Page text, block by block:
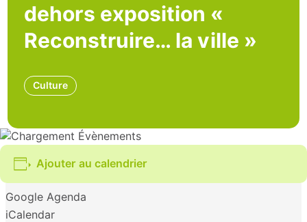
dehors exposition «
Reconstruire… la ville »
Culture
Ajouter au calendrier
Google Agenda
iCalendar